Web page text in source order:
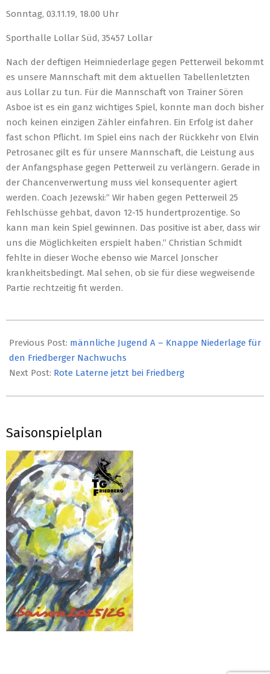
Sonntag, 03.11.19, 18.00 Uhr
Sporthalle Lollar Süd, 35457 Lollar
Nach der deftigen Heimniederlage gegen Petterweil bekommt
es unsere Mannschaft mit dem aktuellen Tabellenletzten
aus Lollar zu tun. Für die Mannschaft von Trainer Sören
Asboe ist es ein ganz wichtiges Spiel, konnte man doch bisher
noch keinen einzigen Zähler einfahren. Ein Erfolg ist daher
fast schon Pflicht. Im Spiel eins nach der Rückkehr von Elvin
Petrosanec gilt es für unsere Mannschaft, die Leistung aus
der Anfangsphase gegen Petterweil zu verlängern. Gerade in
der Chancenverwertung muss viel konsequenter agiert
werden. Coach Jezewski:“ Wir haben gegen Petterweil 25
Fehlschüsse gehbat, davon 12-15 hundertprozentige. So
kann man kein Spiel gewinnen. Das positive ist aber, dass wir
uns die Möglichkeiten erspielt haben.“ Christian Schmidt
fehlte in dieser Woche ebenso wie Marcel Jonscher
krankheitsbedingt. Mal sehen, ob sie für diese wegweisende
Partie rechtzeitig fit werden.
11-
01
Previous Post: männliche Jugend A – Knappe Niederlage für
den Friedberger Nachwuchs
Next Post: Rote Laterne jetzt bei Friedberg
Saisonspielplan